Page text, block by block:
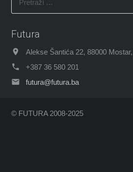
Futura
Alekse Šantića 22, 88000
+387 36 580 201
futura@futura.ba
© FUTURA 2008-2025